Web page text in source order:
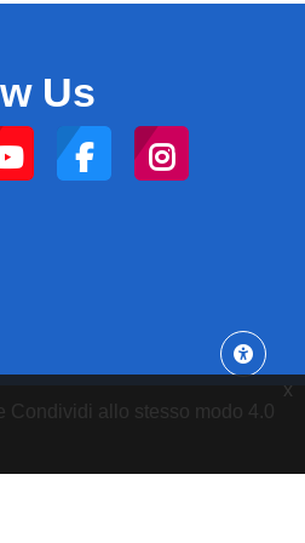
x
Us
Condividi allo stesso modo 4.0